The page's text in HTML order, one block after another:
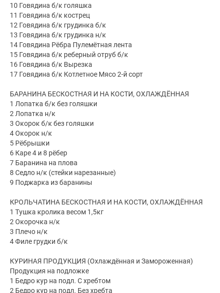
10 Говядина б/к голяшка
11 Говядина б/к кострец
12 Говядина б/к грудинка б/к
13 Говядина б/к грудинка н/к
14 Говядина Рёбра Пулемётная лента
15 Говядина б/к реберный отруб б/к
16 Говядина б/к Вырезка
17 Говядина б/к Котлетное Мясо 2-й сорт
БАРАНИНА БЕСКОСТНАЯ И НА КОСТИ, ОХЛАЖДЁННАЯ
1 Лопатка б/к без голяшки
2 Лопатка н/к
3 Окорок б/к без голяшки
4 Окорок н/к
5 Рёбрышки
6 Каре 4 и 8 рёбер
7 Баранина на плова
8 Седло н/к (стейки нарезанные)
9 Поджарка из баранины
КРОЛЬЧАТИНА БЕСКОСТНАЯ И НА КОСТИ, ОХЛАЖДЁННАЯ
1 Тушка кролика весом 1,5кг
2 Окорочка н/к
3 Плечо н/к
4 Филе грудки б/к
КУРИНАЯ ПРОДУКЦИЯ (Охлаждённая и Замороженная)
Продукция на подложке
1 Бедро кур на подл. С хребтом
2 Бедро кур на подл. Без хребта